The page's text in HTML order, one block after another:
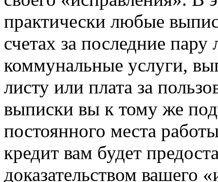
практически любые
счетах за последние
коммунальные услуги,
листу или плата за
выписки вы к тому же
постоянного места
кредит вам будет
доказательством вашего